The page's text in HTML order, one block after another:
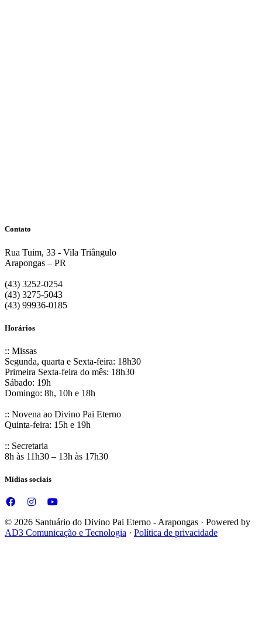
Contato
Rua Tuim, 33 - Vila Triângulo
Arapongas – PR
(43) 3252-0254
(43) 3275-5043
(43) 99936-0185
Horários
:: Missas
Segunda, quarta e Sexta-feira: 18h30
Primeira Sexta-feira do mês: 18h30
Sábado: 19h
Domingo: 8h, 10h e 18h
:: Novena ao Divino Pai Eterno
Quinta-feira: 15h e 19h
:: Secretaria
8h às 11h30 – 13h às 17h30
Mídias sociais
© 2026 Santuário do Divino Pai Eterno - Arapongas · Powered by
AD3 Comunicação e Tecnologia · Política de privacidade